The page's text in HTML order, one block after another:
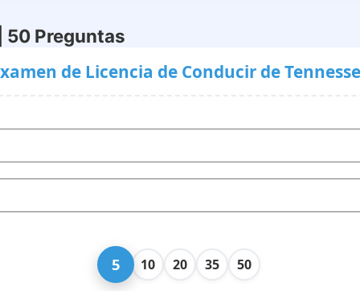
50 Preguntas
de Licencia de Conducir de
5 10 20 35 50